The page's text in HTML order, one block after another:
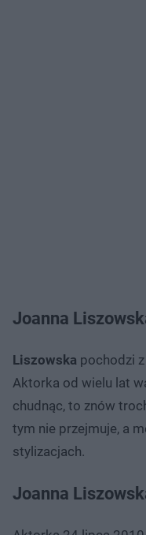
Joanna
Liszowska pochodzi
Aktorka od wielu lat
chudnąc, to znów
tym nie przejmuje, a
stylizacjach.
Joanna